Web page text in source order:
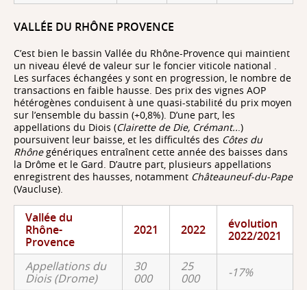
VALLÉE DU RHÔNE PROVENCE
C’est bien le bassin Vallée du Rhône-Provence qui maintient
un niveau élevé de valeur sur le foncier viticole national .
Les surfaces échangées y sont en progression, le nombre de
transactions en faible hausse. Des prix des vignes AOP
hétérogènes conduisent à une quasi-stabilité du prix moyen
sur l’ensemble du bassin (+0,8%). D’une part, les
appellations du Diois (Clairette de Die, Crémant...)
poursuivent leur baisse, et les difficultés des Côtes du
Rhônegénériques entraînent cette année des baisses dans
la Drôme et le Gard. D’autre part, plusieurs appellations
enregistrent des hausses, notamment Châteauneuf-du-Pape
(Vaucluse).
Vallée du
Rhône-
Provence
2021 2022
évolution
2022/2021
Appellations du
Diois (Drome)
30
000
25
000
-17%